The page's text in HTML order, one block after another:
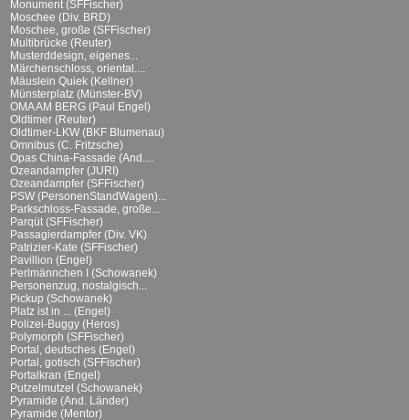
Monument (SFFischer)
Moschee (Div. BRD)
Moschee, große (SFFischer)
Multibrücke (Reuter)
Musterddesign, eigenes...
Märchenschloss, oriental....
Mäuslein Quiek (Kellner)
Münsterplatz (Münster-BV)
OMA AM BERG (Paul Engel)
Oldtimer (Reuter)
Oldtimer-LKW (BKF Blumenau)
Omnibus (C. Fritzsche)
Opas China-Fassade (And....
Ozeandampfer (JURI)
Ozeandampfer (SFFischer)
PSW (PersonenStandWagen)...
Parkschloss-Fassade, große...
Parqüt (SFFischer)
Passagierdampfer (Div. VK)
Patrizier-Kate (SFFischer)
Pavillion (Engel)
Perlmännchen I (Schowanek)
Personenzug, nostalgisch...
Pickup (Schowanek)
Platz ist in ... (Engel)
Polizei-Buggy (Heros)
Polymorph (SFFischer)
Portal, deutsches (Engel)
Portal, gotisch (SFFischer)
Portalkran (Engel)
Putzelmutzel (Schowanek)
Pyramide (And. Länder)
Pyramide (Mentor)